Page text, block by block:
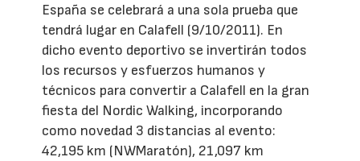
España se celebrará a una sola prueba que
tendrá lugar en Calafell (9/10/2011). En
dicho evento deportivo se invertirán todos
los recursos y esfuerzos humanos y
técnicos para convertir a Calafell en la gran
fiesta del Nordic Walking, incorporando
como novedad 3 distancias al evento:
42,195 km (NWMaratón), 21,097 km